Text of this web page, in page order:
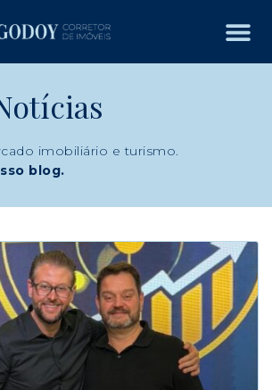
imobiliário e turismo.
blog.